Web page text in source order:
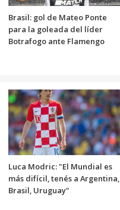
Brasil: gol de Mateo Ponte
para la goleada del líder
Botrafogo ante Flamengo
Luca Modric: "El Mundial es
más difícil, tenés a Argentina,
Brasil, Uruguay"